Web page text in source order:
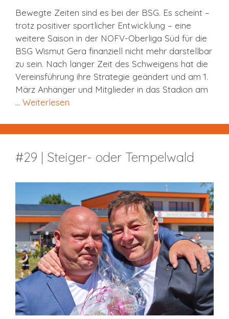
Bewegte Zeiten sind es bei der BSG. Es scheint –
trotz positiver sportlicher Entwicklung – eine
weitere Saison in der NOFV-Oberliga Süd für die
BSG Wismut Gera finanziell nicht mehr darstellbar
zu sein. Nach langer Zeit des Schweigens hat die
Vereinsführung ihre Strategie geändert und am 1.
März Anhänger und Mitglieder in das Stadion am
… Weiterlesen
#29 | Steiger- oder Tempelwald